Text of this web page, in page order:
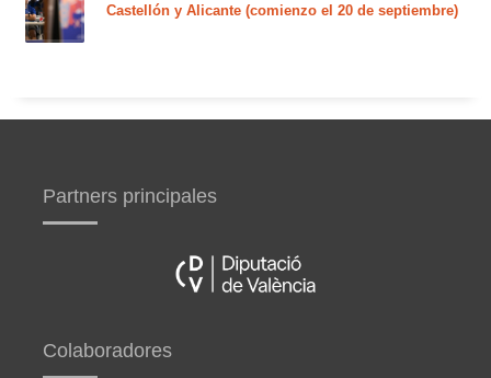
Castellón y Alicante (comienzo el 20 de septiembre)
Partners principales
Colaboradores